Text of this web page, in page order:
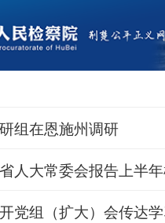
组在恩施州调研
人大常委会报告上半
党组（扩大）会传达